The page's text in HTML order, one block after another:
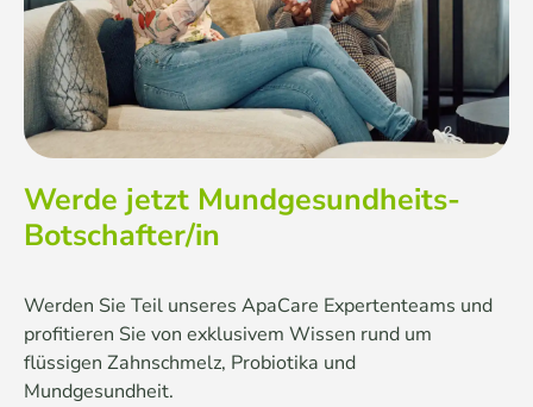
Werde jetzt Mundgesundheits-
Botschafter/in
Werden Sie Teil unseres ApaCare Expertenteams und
profitieren Sie von exklusivem Wissen rund um
flüssigen Zahnschmelz, Probiotika und
Mundgesundheit.